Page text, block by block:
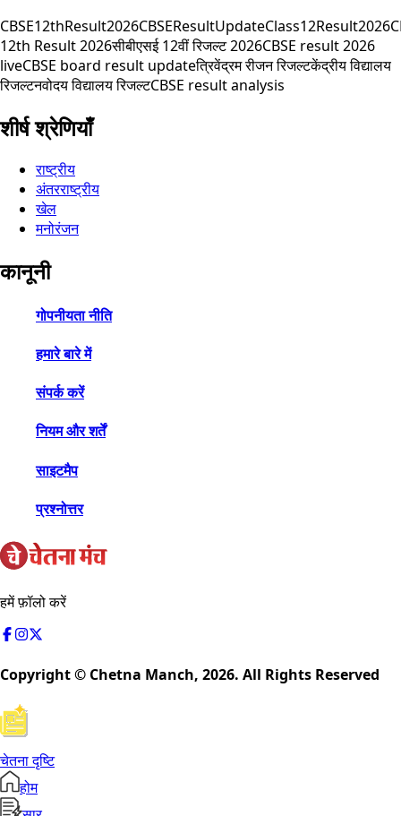
CBSE12thResult2026CBSEResultUpdateClass12Result2026
12th Result 2026सीबीएसई 12वीं रिजल्ट 2026CBSE result 2026
liveCBSE board result updateत्रिवेंद्रम रीजन रिजल्टकेंद्रीय विद्यालय
रिजल्टनवोदय विद्यालय रिजल्टCBSE result analysis
शीर्ष श्रेणियाँ
राष्ट्रीय
अंतरराष्ट्रीय
खेल
मनोरंजन
कानूनी
गोपनीयता नीति
हमारे बारे में
संपर्क करें
नियम और शर्तें
साइटमैप
प्रश्नोत्तर
हमें फ़ॉलो करें
Copyright © Chetna Manch, 2026. All Rights Reserved
चेतना दृष्टि
होम